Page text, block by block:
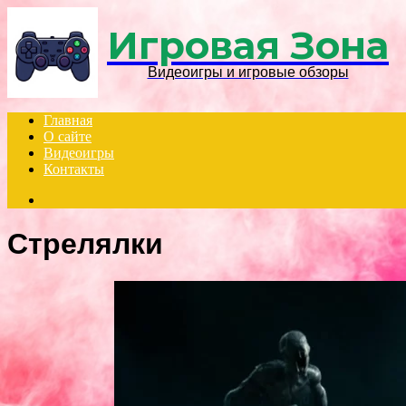
Игровая Зона
Видеоигры и игровые обзоры
Главная
О сайте
Видеоигры
Контакты
Стрелялки